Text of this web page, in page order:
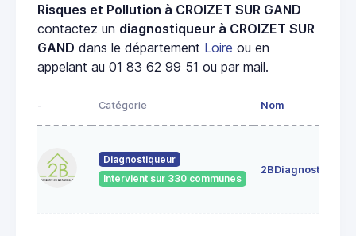
Risques et Pollution à CROIZET SUR GAND
contactez un diagnostiqueur à CROIZET SUR
GAND dans le département Loire ou en
appelant au 01 83 62 99 51 ou par mail.
- Catégorie Nom
Diagnostiqueur
Intervient sur 330 communes
2BDiagnostics